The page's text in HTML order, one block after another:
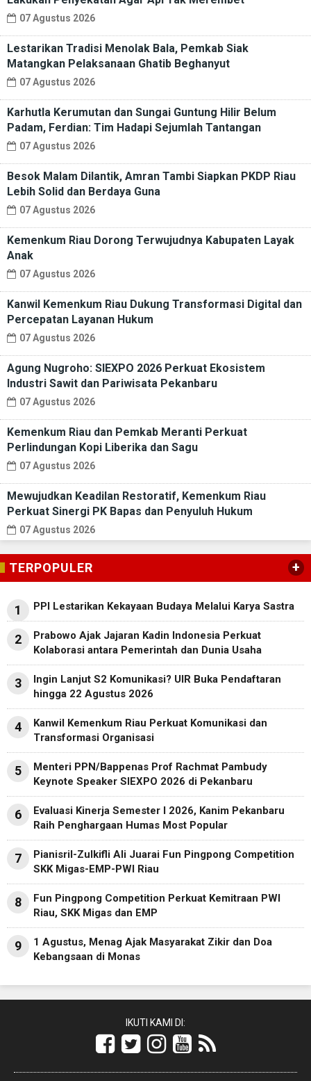
07 Agustus 2026
Lestarikan Tradisi Menolak Bala, Pemkab Siak
Matangkan Pelaksanaan Ghatib Beghanyut
07 Agustus 2026
Karhutla Kerumutan dan Sungai Guntung Hilir Belum
Padam, Ferdian: Tim Hadapi Sejumlah Tantangan
07 Agustus 2026
Besok Malam Dilantik, Amran Tambi Siapkan PKDP Riau
Lebih Solid dan Berdaya Guna
07 Agustus 2026
Kemenkum Riau Dorong Terwujudnya Kabupaten Layak
Anak
07 Agustus 2026
Kanwil Kemenkum Riau Dukung Transformasi Digital dan
Percepatan Layanan Hukum
07 Agustus 2026
Agung Nugroho: SIEXPO 2026 Perkuat Ekosistem
Industri Sawit dan Pariwisata Pekanbaru
07 Agustus 2026
Kemenkum Riau dan Pemkab Meranti Perkuat
Perlindungan Kopi Liberika dan Sagu
07 Agustus 2026
Mewujudkan Keadilan Restoratif, Kemenkum Riau
Perkuat Sinergi PK Bapas dan Penyuluh Hukum
07 Agustus 2026
TERPOPULER +
1 PPI Lestarikan Kekayaan Budaya Melalui Karya Sastra
2
Prabowo Ajak Jajaran Kadin Indonesia Perkuat
Kolaborasi antara Pemerintah dan Dunia Usaha
3
Ingin Lanjut S2 Komunikasi? UIR Buka Pendaftaran
hingga 22 Agustus 2026
4
Kanwil Kemenkum Riau Perkuat Komunikasi dan
Transformasi Organisasi
5
Menteri PPN/Bappenas Prof Rachmat Pambudy
Keynote Speaker SIEXPO 2026 di Pekanbaru
6
Evaluasi Kinerja Semester I 2026, Kanim Pekanbaru
Raih Penghargaan Humas Most Popular
7
Pianisril-Zulkifli Ali Juarai Fun Pingpong Competition
SKK Migas-EMP-PWI Riau
8
Fun Pingpong Competition Perkuat Kemitraan PWI
Riau, SKK Migas dan EMP
9
1 Agustus, Menag Ajak Masyarakat Zikir dan Doa
Kebangsaan di Monas
IKUTI KAMI DI: